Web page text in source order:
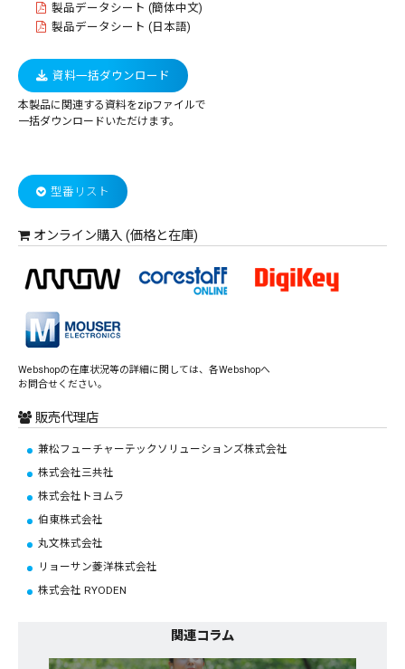
製品データシート (簡体中文)
製品データシート (日本語)
資料一括ダウンロード
本製品に関連する資料をzipファイルで
一括ダウンロードいただけます。
型番リスト
オンライン購入 (価格と在庫)
Webshopの在庫状況等の詳細に関しては、各Webshopへ
お問合せください。
販売代理店
兼松フューチャーテックソリューションズ株式会社
株式会社三共社
株式会社トヨムラ
伯東株式会社
丸文株式会社
リョーサン菱洋株式会社
株式会社 RYODEN
関連コラム